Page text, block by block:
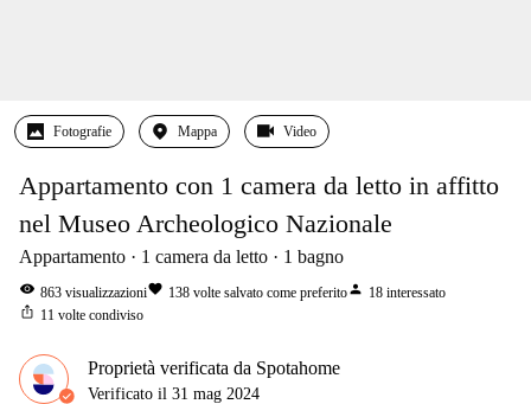
Fotografie Mappa Video
Appartamento con 1 camera da letto in affitto
nel Museo Archeologico Nazionale
Appartamento 1 camera da letto 1 bagno
visibility 863 visualizzazionifavorite 138 volte salvato come preferitoperson 18 interessato
ios_share 11 volte condiviso
Proprietà verificata da Spotahome
Verificato il 31 mag 2024